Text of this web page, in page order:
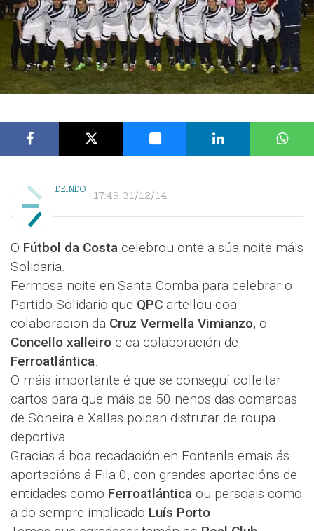
DEINDO 17:49 31/12/14
O Fútbol da Costa celebrou onte a súa noite máis
Solidaria.
Fermosa noite en Santa Comba para celebrar o
Partido Solidario que QPC artellou coa
colaboracion da Cruz Vermella Vimianzo, o
Concello xalleiro e ca colaboración de
Ferroatlántica.
O máis importante é que se conseguí colleitar
cartos para que máis de 50 nenos das comarcas
de Soneira e Xallas poidan disfrutar de roupa
deportiva.
Gracias á boa recadación en Fontenla emais ás
aportacións á Fila 0, con grandes aportacións de
entidades como Ferroatlántica ou persoais como
a do sempre implicado Luís Porto.